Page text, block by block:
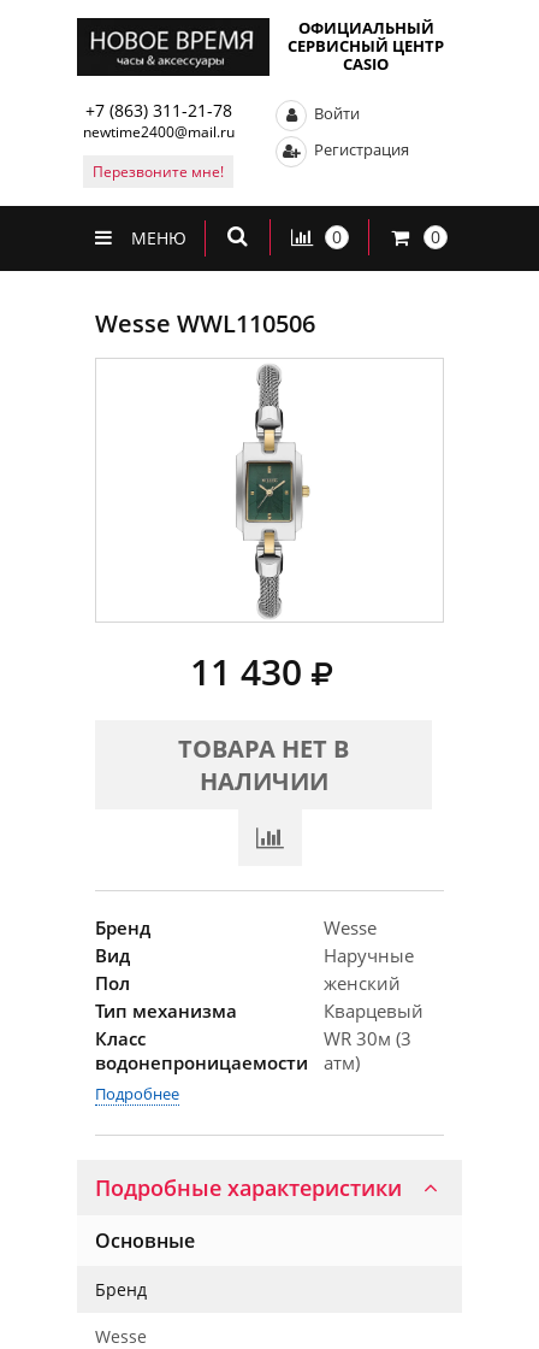
ОФИЦИАЛЬНЫЙ
СЕРВИСНЫЙ ЦЕНТР
CASIO
+7 (863) 311-21-78
newtime2400@mail.ru
Перезвоните мне!
Войти
Регистрация
МЕНЮ 0 0
Wesse WWL110506
11 430
ТОВАРА НЕТ В
НАЛИЧИИ
Бренд
Wesse
Вид
Наручные
Пол
женский
Тип механизма
Кварцевый
Класс
водонепроницаемости
WR 30м (3
атм)
Подробнее
Подробные характеристики
Основные
Бренд
Wesse